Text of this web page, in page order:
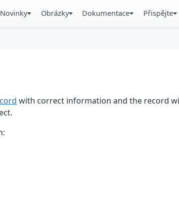
Novinky Obrázky Dokumentace Přispějte
with correct information and the record